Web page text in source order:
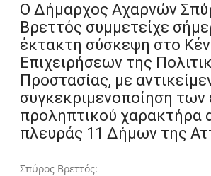
Ο Δήμαρχος Αχαρνών
Βρεττός συμμετείχε
έκτακτη σύσκεψη στο
Επιχειρήσεων της
Προστασίας, με
συγκεκριμενοποίηση των
προληπτικού χαρακτήρα
πλευράς 11 Δήμων της
Σπύρος Βρεττός: